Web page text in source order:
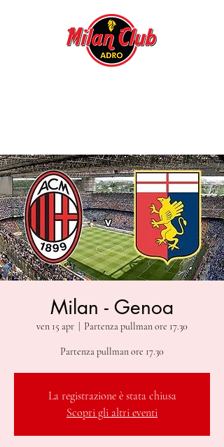
Milan - Genoa
ven 15 apr Partenza pullman ore 17.30
Partenza pullman ore 17.30
La registrazione è stata chiusa
Scopri gli altri eventi